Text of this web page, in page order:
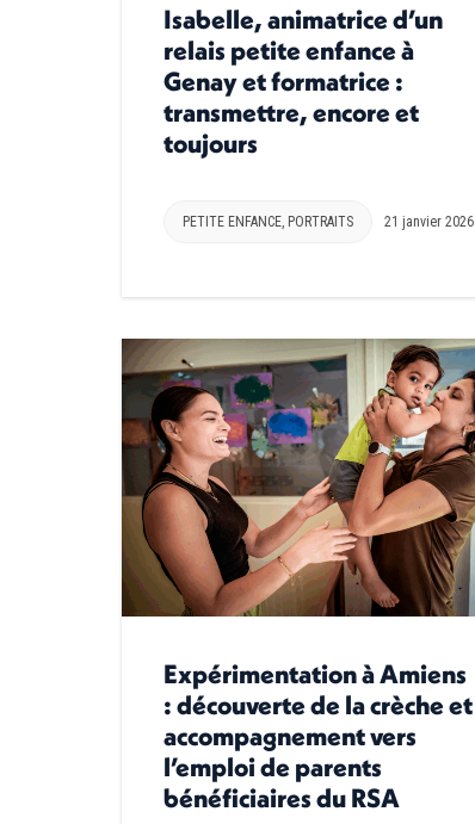
Isabelle, animatrice d’un
relais petite enfance à
Genay et formatrice :
transmettre, encore et
toujours
PETITE ENFANCE PORTRAITS 21 janvier 2026
Expérimentation à Amiens
: découverte de la crèche et
accompagnement vers
l’emploi de parents
bénéficiaires du RSA